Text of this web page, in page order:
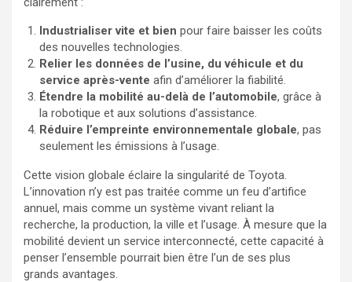
Industrialiser vite et bien pour faire baisser les coûts
des nouvelles technologies.
Relier les données de l’usine, du véhicule et du
service après-vente afin d’améliorer la fiabilité.
Étendre la mobilité au-delà de l’automobile, grâce à
la robotique et aux solutions d’assistance.
Réduire l’empreinte environnementale globale, pas
seulement les émissions à l’usage.
Cette vision globale éclaire la singularité de Toyota.
L’innovation n’y est pas traitée comme un feu d’artifice
annuel, mais comme un système vivant reliant la
recherche, la production, la ville et l’usage. À mesure que la
mobilité devient un service interconnecté, cette capacité à
penser l’ensemble pourrait bien être l’un de ses plus
grands avantages.